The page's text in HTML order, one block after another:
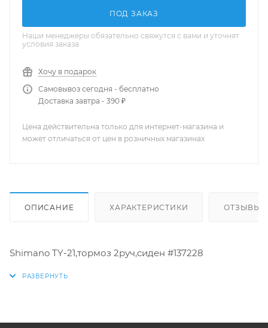
ПОД ЗАКАЗ
Наши менеджеры обязательно свяжутся с вами и уточнят
условия заказа
Хочу в подарок
Самовывоз сегодня - бесплатно
Доставка завтра - 390 ₽
Цена действительна только для интернет-магазина и
может отличаться от цен в розничных магазинах
ОПИСАНИЕ ХАРАКТЕРИСТИКИ ОТЗЫВЫ
Shimano TY-21,тормоз 2руч,сиден #137228